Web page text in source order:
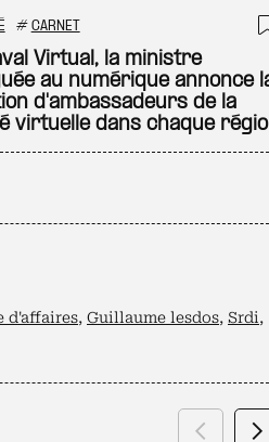
ma sélection
# CARNET
Virtual, la ministre
au numérique annonce
d'ambassadeurs de la
virtuelle dans chaque
d'affaires, Guillaume lesdos, Srdi,